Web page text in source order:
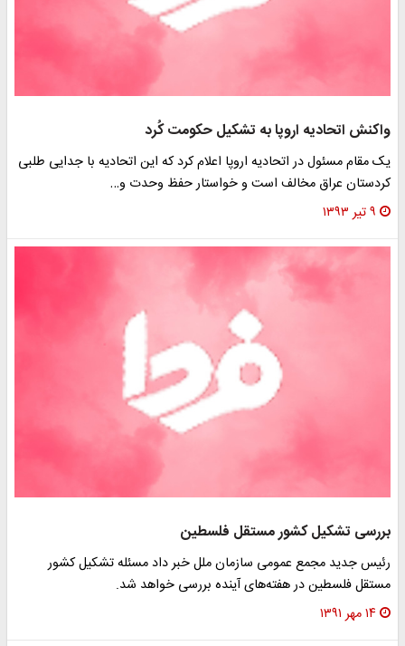
واکنش اتحادیه اروپا به تشکیل حکومت کُرد
یک مقام مسئول در اتحادیه اروپا اعلام کرد که این اتحادیه با جدایی طلبی
کردستان عراق مخالف است و خواستار حفظ وحدت و…
۹ تیر ۱۳۹۳
بررسی تشکیل کشور مستقل فلسطین
رئیس جدید مجمع عمومی سازمان ملل خبر داد مسئله تشکیل کشور
مستقل فلسطین در هفته‌های آینده بررسی خواهد شد.
۱۴ مهر ۱۳۹۱